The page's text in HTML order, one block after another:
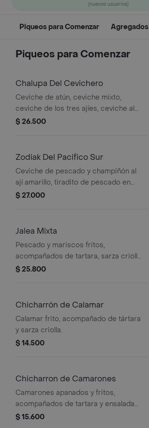
(nuevos usuarios)
Piqueos para Comenzar Agregados
Piqueos para Comenzar
Chalupa Del Cevichero
Ceviche de atún, ceviche mixto,
ceviche de los tres ajíes, ceviche al
cilantro salmón, pescado y leche de
$ 26.500
Zodiak Del Pacifico Sur
Ceviche de pescado y champiñón al
ají amarillo, tiradito de pescado en
crema de mariscos crocante de
$ 27.000
Jalea Mixta
Pescado y mariscos fritos,
acompañados de tartara, sarza criolla
y papa dorada.
$ 25.800
Chicharrón de Calamar
Calamar frito, acompañado de tártara
y sarza criolla.
$ 14.500
Chicharron de Camarones
Camarones apanados y fritos,
acompañados de tartara y ensalada
criolla.
$ 15.600